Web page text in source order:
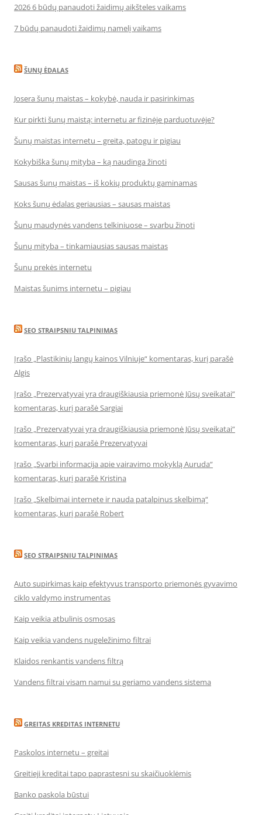
2026 6 būdų panaudoti žaidimų aikšteles vaikams
7 būdų panaudoti žaidimų namelį vaikams
ŠUNŲ ĖDALAS
Josera šunų maistas – kokybė, nauda ir pasirinkimas
Kur pirkti šunų maistą: internetu ar fizinėje parduotuvėje?
Šunų maistas internetu – greita, patogu ir pigiau
Kokybiška šunų mityba – ką naudinga žinoti
Sausas šunų maistas – iš kokių produktų gaminamas
Koks šunų ėdalas geriausias – sausas maistas
Šunų maudynės vandens telkiniuose – svarbu žinoti
Šunų mityba – tinkamiausias sausas maistas
Šunų prekės internetu
Maistas šunims internetu – pigiau
SEO STRAIPSNIU TALPINIMAS
Įrašo „Plastikinių langų kainos Vilniuje“ komentaras, kurį parašė
Algis
Įrašo „Prezervatyvai yra draugiškiausia priemonė Jūsų sveikatai“
komentaras, kurį parašė Sargiai
Įrašo „Prezervatyvai yra draugiškiausia priemonė Jūsų sveikatai“
komentaras, kurį parašė Prezervatyvai
Įrašo „Svarbi informacija apie vairavimo mokyklą Auruda“
komentaras, kurį parašė Kristina
Įrašo „Skelbimai internete ir nauda patalpinus skelbimą“
komentaras, kurį parašė Robert
SEO STRAIPSNIU TALPINIMAS
Auto supirkimas kaip efektyvus transporto priemonės gyvavimo
ciklo valdymo instrumentas
Kaip veikia atbulinis osmosas
Kaip veikia vandens nugeležinimo filtrai
Klaidos renkantis vandens filtrą
Vandens filtrai visam namui su geriamo vandens sistema
GREITAS KREDITAS INTERNETU
Paskolos internetu – greitai
Greitieji kreditai tapo paprastesni su skaičiuoklėmis
Banko paskola būstui